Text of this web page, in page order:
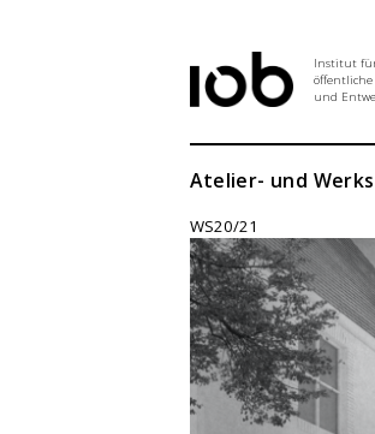
Institut
und
Institut
Aktuelles
Entwurf
Seminar
Atelier- und
WS20/21